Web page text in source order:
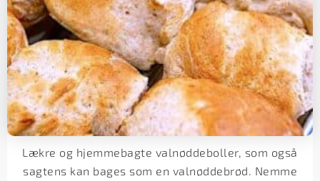
Lækre og hjemmebagte valnøddeboller, som også
sagtens kan bages som en valnøddebrød. Nemme